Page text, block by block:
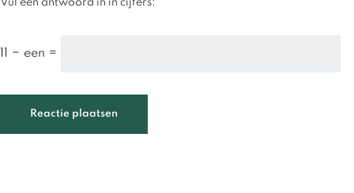
Vul een antwoord in in cijfers:
11 − een =